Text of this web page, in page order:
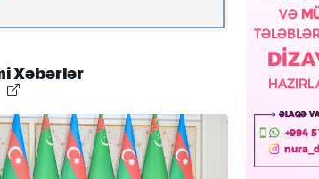
Xəbərlər